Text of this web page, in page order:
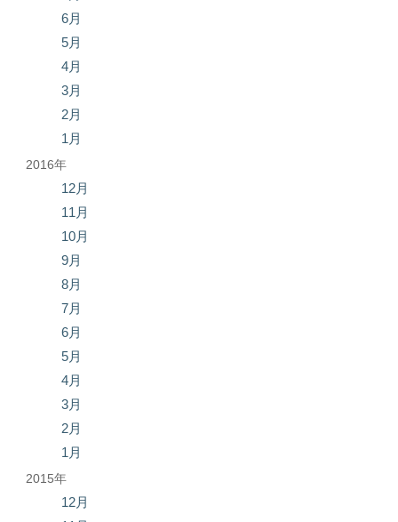
6月
5月
4月
3月
2月
1月
2016年
12月
11月
10月
9月
8月
7月
6月
5月
4月
3月
2月
1月
2015年
12月